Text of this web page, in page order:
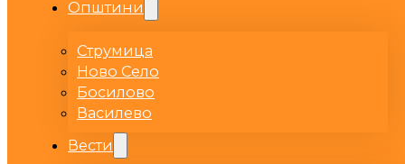
Општини
Струмица
Ново Село
Босилово
Василево
Вести